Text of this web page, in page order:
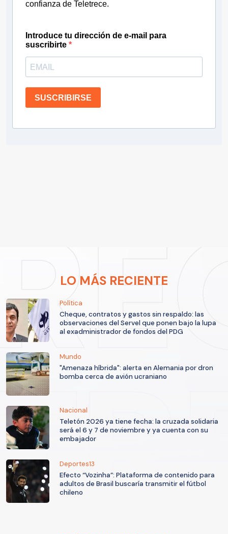
confianza de Teletrece.
Introduce tu dirección de e-mail para
suscribirte
SUSCRIBIRSE
LO MÁS RECIENTE
Política
Cheque, contratos y gastos sin respaldo: las
observaciones del Servel que ponen bajo la lupa
al exadministrador de fondos del PDG
Mundo
"Amenaza híbrida": alerta en Alemania por dron
bomba cerca de avión ucraniano
Nacional
Teletón 2026 ya tiene fecha: la cruzada solidaria
será el 6 y 7 de noviembre y ya cuenta con su
embajador
Deportes13
Efecto “Vozinha”: Plataforma de contenido para
adultos de Brasil buscaría transmitir el fútbol
chileno